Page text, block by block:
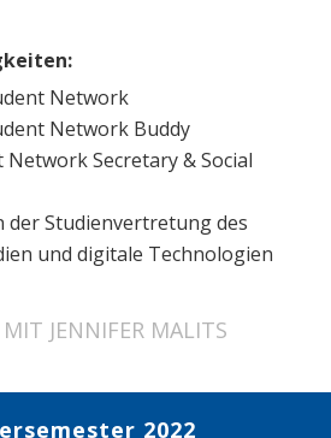
Network
Network Buddy
Network Secretary & Social
der Studienvertretung des
und digitale Technologien
MIT JENNIFER MALITS
2022